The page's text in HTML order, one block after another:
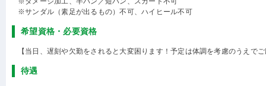
※サンダル（素足が出るもの）不可、ハイヒール不可
希望資格・必要資格
【当日、遅刻や欠勤をされると大変困ります！予定は体調を考慮のうえで
待遇